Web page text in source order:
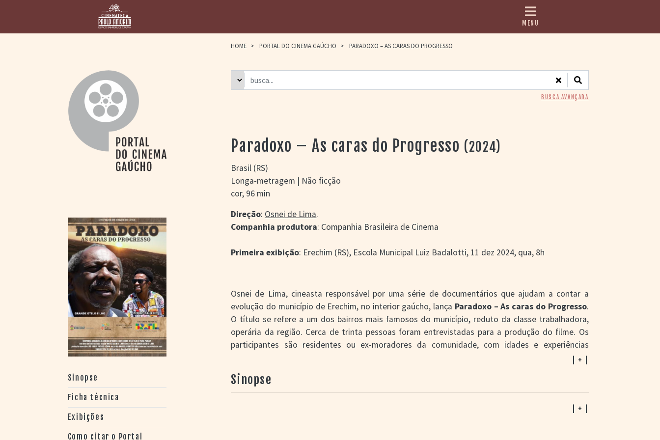
PAULO AMORIM
> HOMENAGEADOS
> ASSOCIAÇÃO DOS
> BIBLIOTECA
ROMEU GRIMALDI
> ARQUIVO
PORTAL DO
CINEMA GAÚCHO
> APRESENTAÇÃO
> BUSCA AVANÇADA
> LISTA DE FILMES
> FILMOGRAFIAS DE
> DISCOGRAFIAS
> BIBLIOGRAFIAS
CONTATO E
LOCALIZAÇÃO
MENU
HOME > PORTAL DO CINEMA GAÚCHO > PARADOXO – AS CARAS DO PROGRESSO
Sinopse
Ficha técnica
Exibições
Como citar o Portal
BUSCA AVANÇADA
Paradoxo – As caras do Progresso (2024)
Brasil (RS)
Longa-metragem | Não ficção
cor, 96 min
Direção: Osnei de Lima.
Companhia produtora: Companhia Brasileira de Cinema
Primeira exibição: Erechim (RS), Escola Municipal Luiz Badalotti, 11 dez 2024, qua, 8h
Osnei de Lima, cineasta responsável por uma série de documentários que ajudam a contar a
evolução do município de Erechim, no interior gaúcho, lança Paradoxo – As caras do Progresso.
O título se refere a um dos bairros mais famosos do município, reduto da classe trabalhadora,
operária da região. Cerca de trinta pessoas foram entrevistadas para a produção do filme. Os
participantes são residentes ou ex-moradores da comunidade, com idades e experiências
variadas, que têm em comum o fato de fornecerem relatos emotivos ou nostálgicos acerca do
principais objetivos do longa-metragem é combater uma visão mais negativa ou preconceituosa
do reduto, descrito como "perigoso" ou "violento" na imprensa regional, em função de sua
constante presença nas páginas policiais – vide os casos de tráfico de drogas, roubos e
| + |
Sinopse
| + |